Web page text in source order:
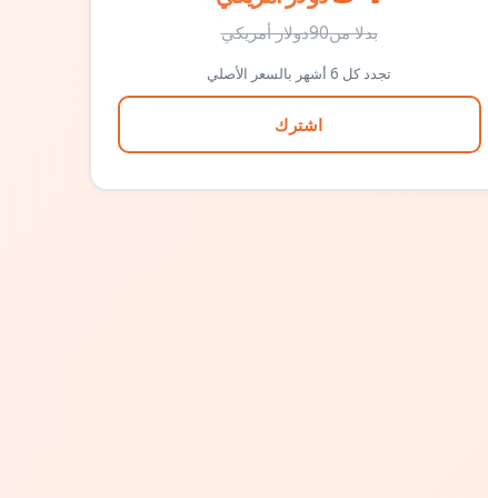
بدلا من90دولار أمريكي
تجدد كل 6 أشهر بالسعر الأصلي
اشترك